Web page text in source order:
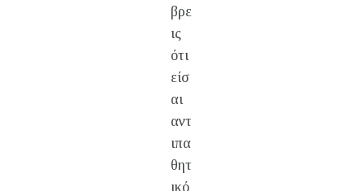
βρε
ις
ότι
είσ
αι
αντ
ιπα
θητ
ικό